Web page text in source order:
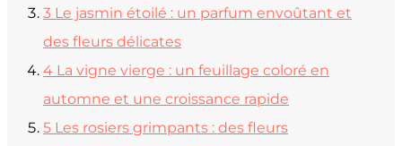
3 Le jasmin étoilé : un parfum envoûtant et
des fleurs délicates
4 La vigne vierge : un feuillage coloré en
automne et une croissance rapide
5 Les rosiers grimpants : des fleurs